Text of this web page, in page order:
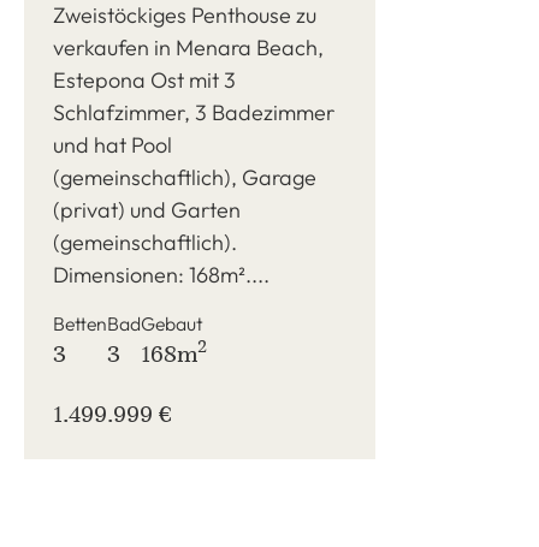
Zweistöckiges Penthouse zu
verkaufen in Menara Beach,
Estepona Ost mit 3
Schlafzimmer, 3 Badezimmer
und hat Pool
(gemeinschaftlich), Garage
(privat) und Garten
(gemeinschaftlich).
Dimensionen: 168m²....
Betten
3
Bad
3
Gebaut
168m2
1.499.999 €